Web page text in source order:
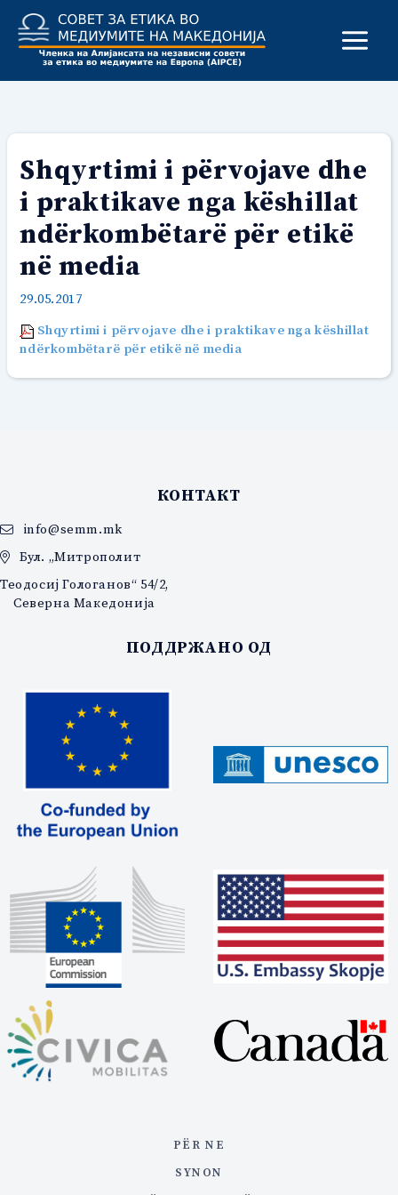
content
Shqyrtimi i përvojave dhe
i praktikave nga këshillat
ndërkombëtarë për etikë
në media
29.05.2017
Shqyrtimi i përvojave dhe i praktikave nga këshillat
ndërkombëtarë për etikë në media
КОНТАКТ
info@semm.mk
Бул. „Митрополит
Теодосиј Гологанов“ 54/2,
Северна Македонија
ПОДДРЖАНО ОД
PËR NE
SYNON